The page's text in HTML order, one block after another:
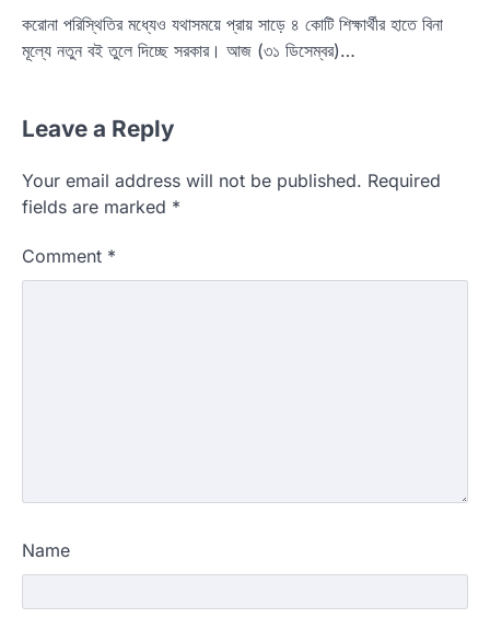
করোনা পরিস্থিতির মধ্যেও যথাসময়ে প্রায় সাড়ে ৪ কোটি শিক্ষার্থীর হাতে বিনা
মূল্যে নতুন বই তুলে দিচ্ছে সরকার। আজ (৩১ ডিসেম্বর)…
Leave a Reply
Your email address will not be published. Required
fields are marked *
Comment *
Name